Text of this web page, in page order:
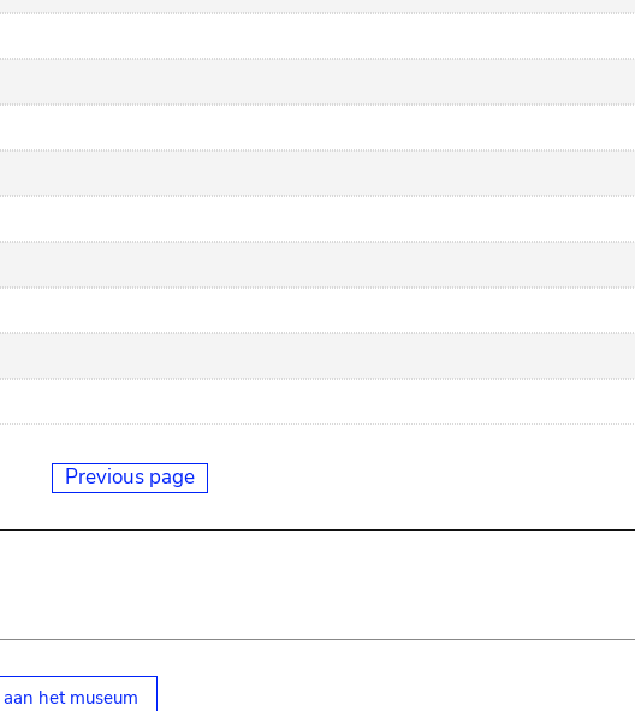
Previous page
het museum